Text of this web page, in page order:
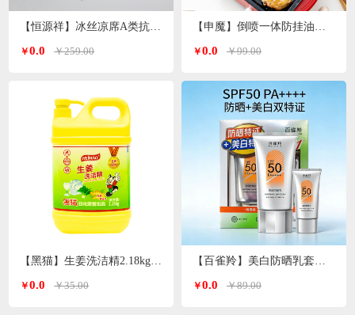
￥0.0 ￥259.00
￥0.0 ￥35.00
￥0.0 ￥99.00
￥0.0 ￥89.00